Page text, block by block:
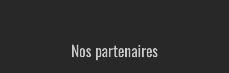
Nos partenaires